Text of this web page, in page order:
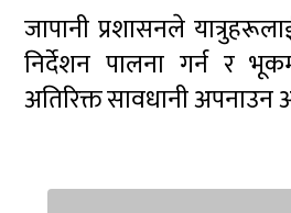
जापानी प्रशासनले
निर्देशन पालना गर्न र
अतिरिक्त सावधानी अपनाउन